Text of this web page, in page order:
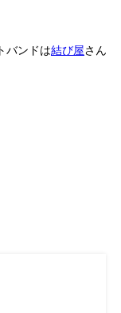
バンドは結び屋 さん